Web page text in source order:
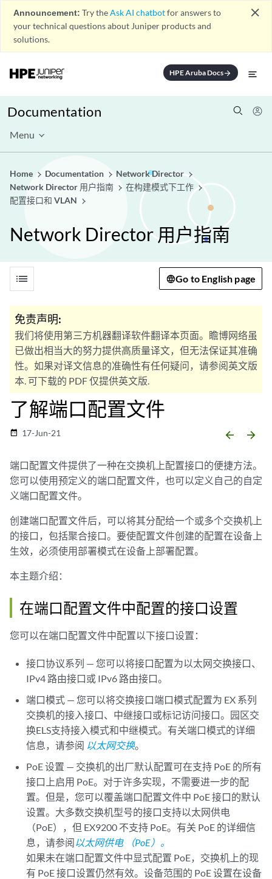
Announcement: Try theAsk AI chatbotfor answers to
your technical questions about Juniper products and
solutions.
close
HPE Aruba Docsarrow_forward
Documentation
Menu
Home Documentation
Network Director
Network Director 用户指南
在构建模式下工作
配置接口和 VLAN
Network Director 用户指南
list Go to English page
免责声明:
我们将使用第三方机器翻译软件翻译本页面。瞻博网络虽
已做出相当大的努力提供高质量译文，但无法保证其准确
性。如果对译文信息的准确性有任何疑问，请参阅英文版
本. 可下载的 PDF 仅提供英文版.
了解端口配置文件
date_range 17-Jun-21 arrow_backward arrow_forward
端口配置文件提供了一种在交换机上配置接口的便捷方法。
您可以使用预定义的端口配置文件，也可以定义自己的自定
义端口配置文件。
创建端口配置文件后，可以将其分配给一个或多个交换机上
的接口，包括聚合接口。要使配置文件创建的配置在设备上
生效，必须使用部署模式在设备上部署配置。
本主题介绍：
在端口配置文件中配置的接口设置
您可以在端口配置文件中配置以下接口设置：
接口协议系列 — 您可以将接口配置为以太网交换接口、
IPv4 路由接口或 IPv6 路由接口。
端口模式 — 您可以将交换接口端口模式配置为 EX 系列
交换机的接入接口、中继接口或标记访问接口。园区交
换ELS支持接入模式和中继模式。有关端口模式的详细
信息，请参阅 以太网交换。
PoE 设置 — 交换机的出厂默认配置可在支持 PoE 的所有
接口上启用 PoE。对于许多实现，不需要进一步的配
置。但是，您可以覆盖端口配置文件中 PoE 接口的默认
设置。大多数交换机型号的接口支持以太网供电
（PoE），但 EX9200 不支持 PoE。有关 PoE 的详细信
息，请参阅以太网供电 （PoE）。
如果未在端口配置文件中显式配置 PoE，交换机上的现
有 PoE 接口设置仍然有效。设备范围的 PoE 设置在设备